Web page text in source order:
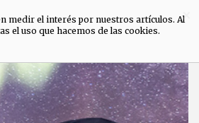
×
medir el interés por nuestros artículos. Al
el uso que hacemos de las cookies.